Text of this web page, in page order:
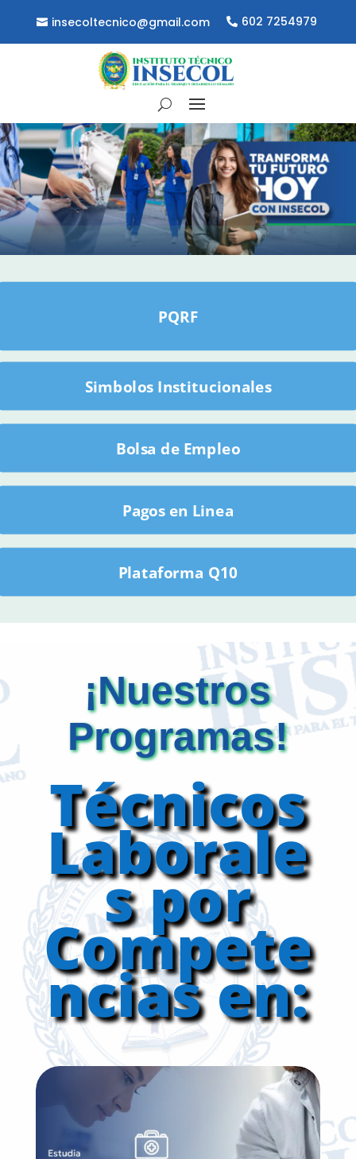
insecoltecnico@gmail.com 602 7254979
PQRF
Simbolos Institucionales
Bolsa de Empleo
Pagos en Linea
Plataforma Q10
¡Nuestros
Programas!
Técnicos
Laborale
s por
Compete
ncias en: